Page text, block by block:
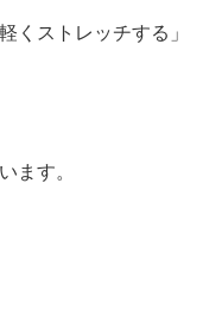
くストレッチする」
ます。